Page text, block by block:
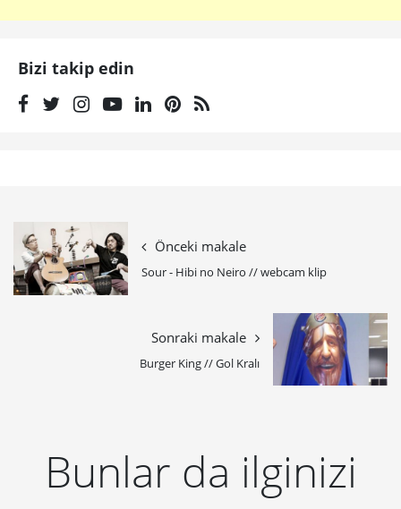
Bizi takip edin
Önceki makale
Sour - Hibi no Neiro // webcam klip
Sonraki makale
Burger King // Gol Kralı
Bunlar da ilginizi